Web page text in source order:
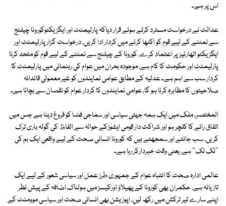
اس پر ہے۔
عدالت نے درخواست مسترد کرتے ہوئے قرار دیاکہ پارلیمنٹ اور ایگزیکٹوکورونا چیلنج
سے نمٹنے کے لیے قوم کو اکٹھا کرنے میں کردار ادا کریں، درخواست گزار پارلیمنٹ اور
ایگزیکٹو اتھارٹیز پر اعتماد کرے، کورونا کے چیلنج سے نمٹنے کے لیے قوم کو متحد کرنا
پارلیمنٹ اور حکومت کا کام ہے، موجودہ بحران میں عوام کی رہنمائی میں پارلیمنٹ کا
کردار سب سے اہم ہے۔ عدلیہ کے مطابق عوامی نمایندوں کو غیر معمولی قائدانہ
صلاحیتوں کا مظاہرہ کرنا ہو گا، عوامی نمایندوں کا کردار عوام کو نقصان سے بچانا ہے۔
المختصر، ملک میں ایک ہمہ جہتی سیاسی اور سماجی فضا کو فروغ دینا ہے جس میں
اتفاق رائے کا کلچر ہو اور شراکت دار قومی ایشوزکے حوالہ سے الفاظ کی گولہ باری ترک
کریں، سب جانتے اور سمجھتے ہیں کہ کورونا انسانی صحت کے لیے واقعی ایک بم کی
''ٹک ٹک'' ہے، یعنی وقت خبردارکر رہا ہے۔
عالمی ادارہ صحت کا انتباہ عوام کے جمہوری طرز عمل اور سیاسی شعور کے لیے ایک
تازیانہ ہے، حکمران بھی کورونا کے پھیلاؤ اورکیسز میں ہولناک اضافہ کے پیش نظر
اپنے سارے تیر ترکش میں رکھ لیں، اپوزیشن بھی انسانی صحت اور سیاسی موومنٹ کے